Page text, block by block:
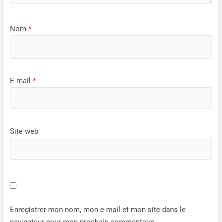
Nom *
E-mail *
Site web
Enregistrer mon nom, mon e-mail et mon site dans le